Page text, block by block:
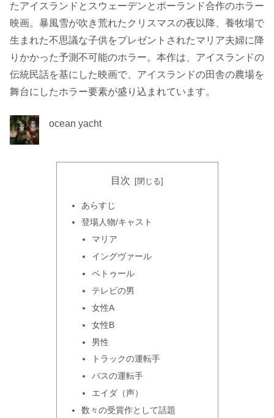
たアイスランドとスウェーデンとポーランド合作のホラー
映画。暴風雪が吹き荒れたクリスマスの夜以降、養牧場で
生まれた不思議な子供をプレゼントされたマリア夫婦に降
りかかった予測不可能のホラー。本作は、アイスランドの
伝統民話を基にした映画で、アイスランドの田舎の農場を
舞台にしたホラー要素が盛り込まれています。
ocean yacht
目次
あらすじ
登場人物/キャスト
マリア
イングヴァール
ペトゥール
テレビの男
女性A
女性B
男性
トラックの運転手
バスの運転手
エイダ（声）
数々の受賞作として話題